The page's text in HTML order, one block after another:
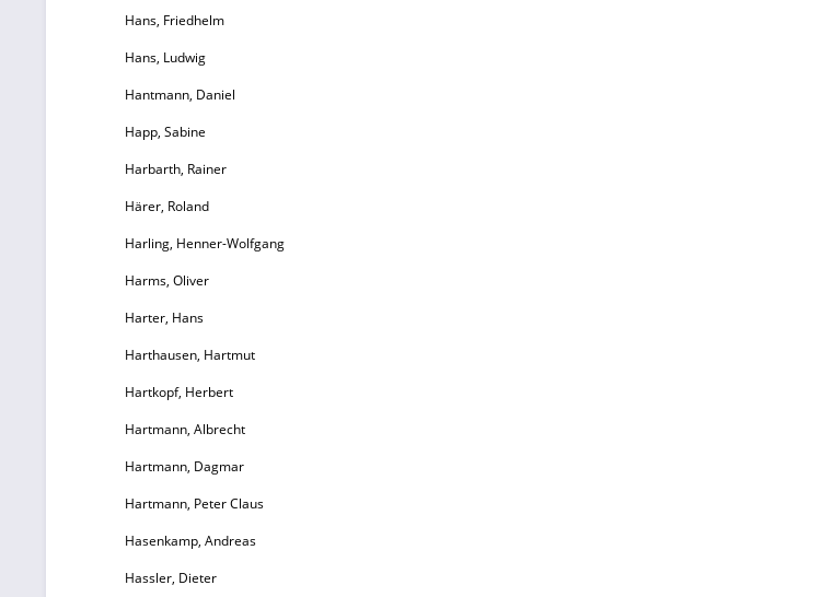
Hans, Friedhelm
Hans, Ludwig
Hantmann, Daniel
Happ, Sabine
Harbarth, Rainer
Härer, Roland
Harling, Henner-Wolfgang
Harms, Oliver
Harter, Hans
Harthausen, Hartmut
Hartkopf, Herbert
Hartmann, Albrecht
Hartmann, Dagmar
Hartmann, Peter Claus
Hasenkamp, Andreas
Hassler, Dieter